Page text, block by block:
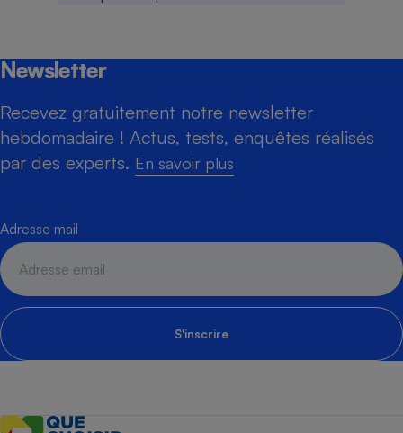
Newsletter
Recevez gratuitement notre newsletter
hebdomadaire ! Actus, tests, enquêtes réalisés
par des experts. En savoir plus
Adresse mail
S'inscrire